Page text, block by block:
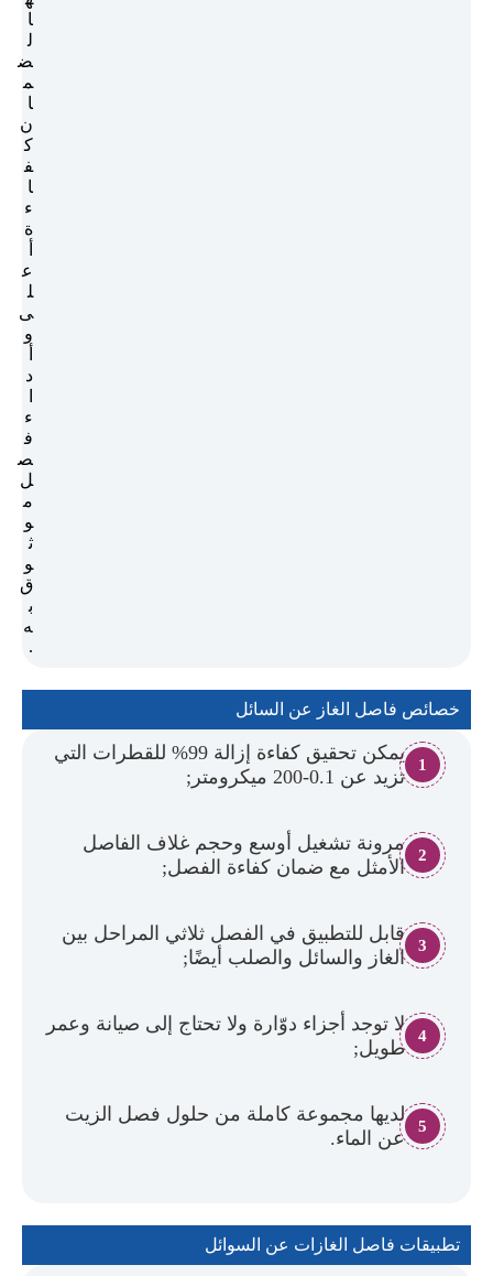
ا
ل
ض
م
ا
ن
ك
ف
ا
ء
ة
ع
ل
ى
و
د
ء
ف
ص
ل
م
و
ث
و
ق
ب
ه
.
خصائص فاصل الغاز عن السائل
1
يمكن تحقيق كفاءة إزالة 99% للقطرات التي
تزيد عن 0.1-200 ميكرومتر;
2
مرونة تشغيل أوسع وحجم غلاف الفاصل
الأمثل مع ضمان كفاءة الفصل;
3
قابل للتطبيق في الفصل ثلاثي المراحل بين
الغاز والسائل والصلب أيضًا;
4
لا توجد أجزاء دوّارة ولا تحتاج إلى صيانة وعمر
طويل;
5
لديها مجموعة كاملة من حلول فصل الزيت
عن الماء.
تطبيقات فاصل الغازات عن السوائل